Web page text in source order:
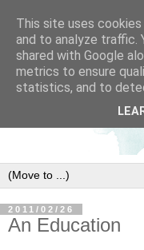
2011/02/26
An Education
This site uses
and to analyze traffic.
shared with Google
metrics to ensure
statistics, and to